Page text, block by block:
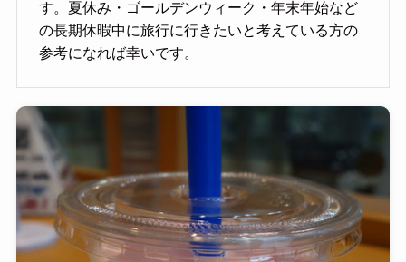
す。夏休み・ゴールデンウィーク・年末年始など
の長期休暇中に旅行に行きたいと考えている方の
参考になれば幸いです。